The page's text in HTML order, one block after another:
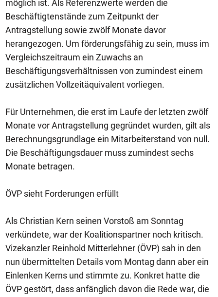
möglich ist. Als Referenzwerte werden die
Beschäftigtenstände zum Zeitpunkt der
Antragstellung sowie zwölf Monate davor
herangezogen. Um förderungsfähig zu sein, muss im
Vergleichszeitraum ein Zuwachs an
Beschäftigungsverhältnissen von zumindest einem
zusätzlichen Vollzeitäquivalent vorliegen.
Für Unternehmen, die erst im Laufe der letzten zwölf
Monate vor Antragstellung gegründet wurden, gilt als
Berechnungsgrundlage ein Mitarbeiterstand von null.
Die Beschäftigungsdauer muss zumindest sechs
Monate betragen.
ÖVP sieht Forderungen erfüllt
Als Christian Kern seinen Vorstoß am Sonntag
verkündete, war der Koalitionspartner noch kritisch.
Vizekanzler Reinhold Mitterlehner (ÖVP) sah in den
nun übermittelten Details vom Montag dann aber ein
Einlenken Kerns und stimmte zu. Konkret hatte die
ÖVP gestört, dass anfänglich davon die Rede war, die